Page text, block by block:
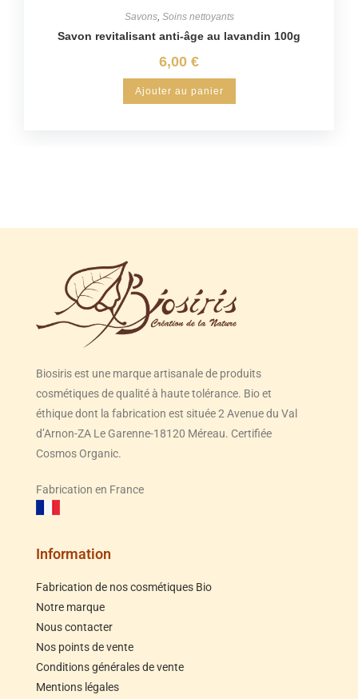
Savons, Soins nettoyants
Savon revitalisant anti-âge au lavandin 100g
6,00 €
Ajouter au panier
Biosiris est une marque artisanale de produits
cosmétiques de qualité à haute tolérance. Bio et
éthique dont la fabrication est située 2 Avenue du Val
d’Arnon-ZA Le Garenne-18120 Méreau. Certifiée
Cosmos Organic.
Fabrication en France
Information
Fabrication de nos cosmétiques Bio
Notre marque
Nous contacter
Nos points de vente
Conditions générales de vente
Mentions légales